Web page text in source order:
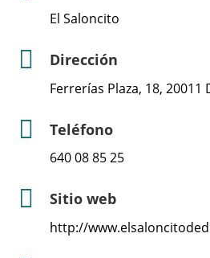
El Saloncito
Dirección
Ferrerías Plaza, 18,
Teléfono
640 08 85 25
Sitio web
http://